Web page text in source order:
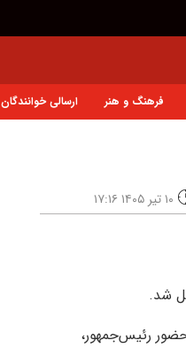
فرهنگ و هنر ارسالی خوانندگان
۱۰ تیر ۱۴۰۵ ۱۷:۱۶
شد.
حضور رئیس‌جمهور،